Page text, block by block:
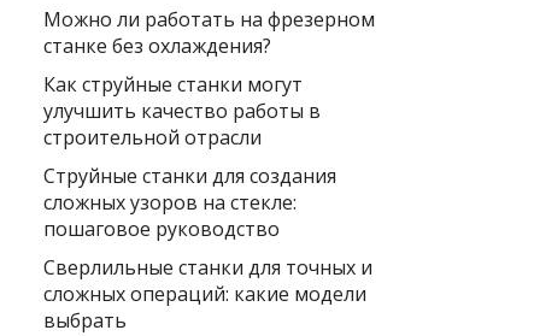
Можно ли работать на фрезерном
станке без охлаждения?
Как струйные станки могут
улучшить качество работы в
строительной отрасли
Струйные станки для создания
сложных узоров на стекле:
пошаговое руководство
Сверлильные станки для точных и
сложных операций: какие модели
выбрать